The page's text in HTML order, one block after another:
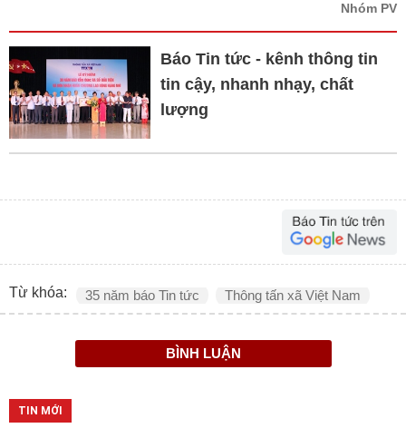
Nhóm PV
Báo Tin tức - kênh thông tin
tin cậy, nhanh nhạy, chất
lượng
Từ khóa: 35 năm báo Tin tức Thông tấn xã Việt Nam
BÌNH LUẬN
TIN MỚI